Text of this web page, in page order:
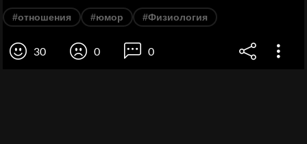
#отношения #юмор #Физиология
30 0 0